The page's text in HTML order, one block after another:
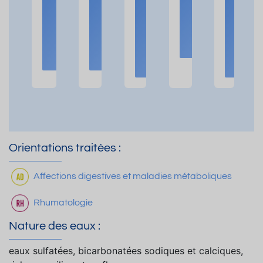
Orientations traitées :
Affections digestives et maladies métaboliques
Rhumatologie
Nature des eaux :
eaux sulfatées, bicarbonatées sodiques et calciques,